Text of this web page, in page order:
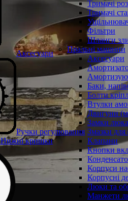
Тримачі
Тримачі
Фільтри
Шланги
Пральні машини
Аксесуари
Баки,
Болти
Втулки
Двигуни
Замки люка
Змазки для
Клапани
Кнопки
Корпуси
Корпусні
Люки та
Манжети
Аксесуари
Ручки регулювання
Нижні кришки